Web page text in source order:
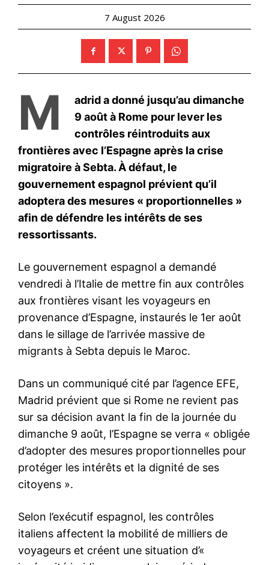
Mon compte
soutien à Gianni Infantino
pour un nouveau mandat à la
tête de la FIFA (2027-2031)
1 May 2026
In "Nation"
football africain apportent
leur soutien à Gianni Infantino
5 August 2026
In "Sport"
Fouzi Lekjaa salue le retrait
Enterprise et soutient la
démarche d’Infantino
In "Sport"